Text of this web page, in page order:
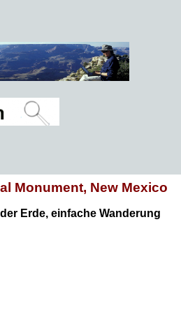
Monument, New Mexico
Erde, einfache Wanderung